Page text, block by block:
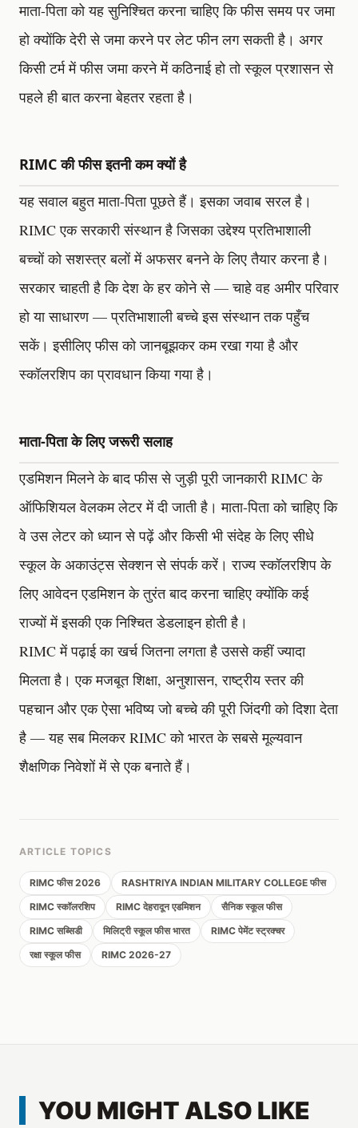
माता-पिता को यह सुनिश्चित करना चाहिए कि फीस समय पर जमा
हो क्योंकि देरी से जमा करने पर लेट फीन लग सकती है। अगर
किसी टर्म में फीस जमा करने में कठिनाई हो तो स्कूल प्रशासन से
पहले ही बात करना बेहतर रहता है।
RIMC की फीस इतनी कम क्यों है
यह सवाल बहुत माता-पिता पूछते हैं। इसका जवाब सरल है।
RIMC एक सरकारी संस्थान है जिसका उद्देश्य प्रतिभाशाली
बच्चों को सशस्त्र बलों में अफसर बनने के लिए तैयार करना है।
सरकार चाहती है कि देश के हर कोने से — चाहे वह अमीर परिवार
हो या साधारण — प्रतिभाशाली बच्चे इस संस्थान तक पहुँच
सकें। इसीलिए फीस को जानबूझकर कम रखा गया है और
स्कॉलरशिप का प्रावधान किया गया है।
माता-पिता के लिए जरूरी सलाह
एडमिशन मिलने के बाद फीस से जुड़ी पूरी जानकारी RIMC के
ऑफिशियल वेलकम लेटर में दी जाती है। माता-पिता को चाहिए कि
वे उस लेटर को ध्यान से पढ़ें और किसी भी संदेह के लिए सीधे
स्कूल के अकाउंट्स सेक्शन से संपर्क करें। राज्य स्कॉलरशिप के
लिए आवेदन एडमिशन के तुरंत बाद करना चाहिए क्योंकि कई
राज्यों में इसकी एक निश्चित डेडलाइन होती है।
RIMC में पढ़ाई का खर्च जितना लगता है उससे कहीं ज्यादा
मिलता है। एक मजबूत शिक्षा, अनुशासन, राष्ट्रीय स्तर की
पहचान और एक ऐसा भविष्य जो बच्चे की पूरी जिंदगी को दिशा देता
है — यह सब मिलकर RIMC को भारत के सबसे मूल्यवान
शैक्षणिक निवेशों में से एक बनाते हैं।
ARTICLE TOPICS
RIMC फीस 2026
RASHTRIYA INDIAN MILITARY COLLEGE फीस
RIMC स्कॉलरशिप
RIMC देहरादून एडमिशन
सैनिक स्कूल फीस
RIMC सब्सिडी
मिलिट्री स्कूल फीस भारत
RIMC पेमेंट स्ट्रक्चर
रक्षा स्कूल फीस
RIMC 2026-27
YOU MIGHT ALSO LIKE